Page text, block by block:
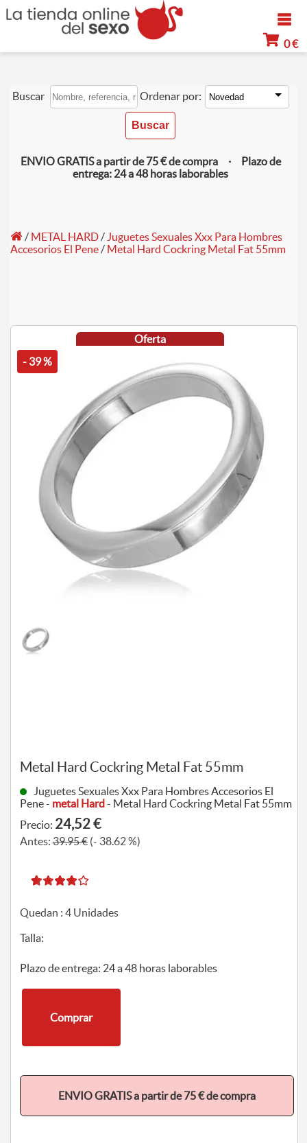
0 €
Buscar Ordenar por:
ENVIO GRATIS a partir de 75 € de compra · Plazo de
entrega: 24 a 48 horas laborables
/ METAL HARD/ Juguetes Sexuales Xxx Para Hombres
Accesorios El Pene/ Metal Hard Cockring Metal Fat 55mm
Oferta
- 39 %
Metal Hard Cockring Metal Fat 55mm
Juguetes Sexuales Xxx Para Hombres Accesorios El
Pene - metal Hard- Metal Hard Cockring Metal Fat 55mm
Precio: 24,52 €
Antes:39.95 €(- 38.62 %)
Quedan : 4Unidades
Talla:
Plazo de entrega: 24 a 48 horas laborables
Comprar
ENVIO GRATIS a partir de 75 € de compra